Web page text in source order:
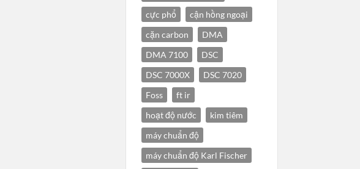
cực phổ
cận hồng ngoại
cặn carbon
DMA
DMA 7100
DSC
DSC 7000X
DSC 7020
Foss
ft ir
hoạt độ nước
kim tiêm
máy chuẩn độ
máy chuẩn độ Karl Fischer